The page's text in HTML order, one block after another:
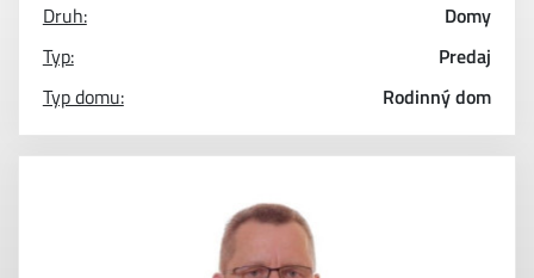
Druh:
Domy
Typ:
Predaj
Typ domu:
Rodinný dom